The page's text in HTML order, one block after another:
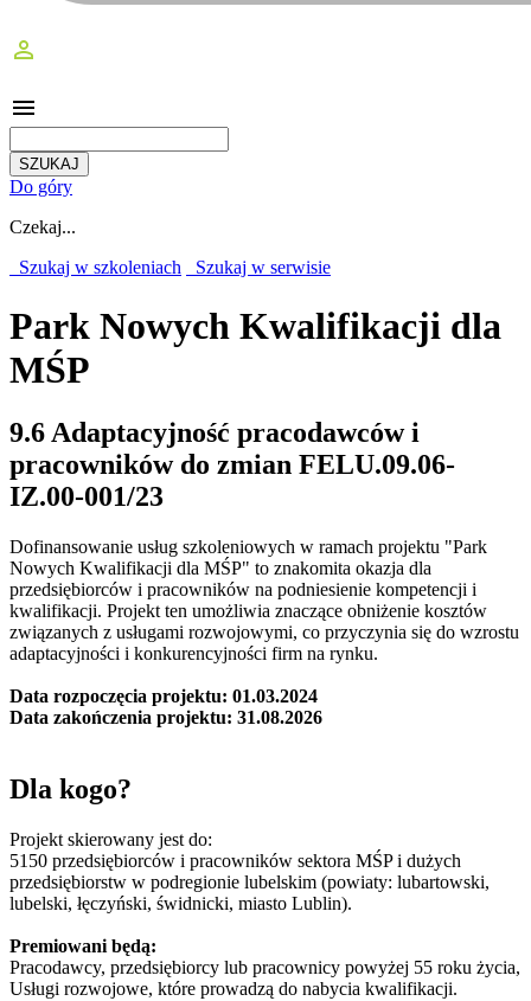
perm_identity
menu
Do góry
Czekaj...
Szukaj w szkoleniach
Szukaj w serwisie
Park Nowych Kwalifikacji dla
MŚP
9.6 Adaptacyjność pracodawców i
pracowników do zmian FELU.09.06-
IZ.00-001/23
Dofinansowanie usług szkoleniowych w ramach projektu "Park
Nowych Kwalifikacji dla MŚP" to znakomita okazja dla
przedsiębiorców i pracowników na podniesienie kompetencji i
kwalifikacji. Projekt ten umożliwia znaczące obniżenie kosztów
związanych z usługami rozwojowymi, co przyczynia się do wzrostu
adaptacyjności i konkurencyjności firm na rynku.
Data rozpoczęcia projektu: 01.03.2024
Data zakończenia projektu: 31.08.2026
Dla kogo?
Projekt skierowany jest do:
5150 przedsiębiorców i pracowników sektora MŚP i dużych
przedsiębiorstw w podregionie lubelskim (powiaty: lubartowski,
lubelski, łęczyński, świdnicki, miasto Lublin).
Premiowani będą:
Pracodawcy, przedsiębiorcy lub pracownicy powyżej 55 roku życia,
Usługi rozwojowe, które prowadzą do nabycia kwalifikacji.